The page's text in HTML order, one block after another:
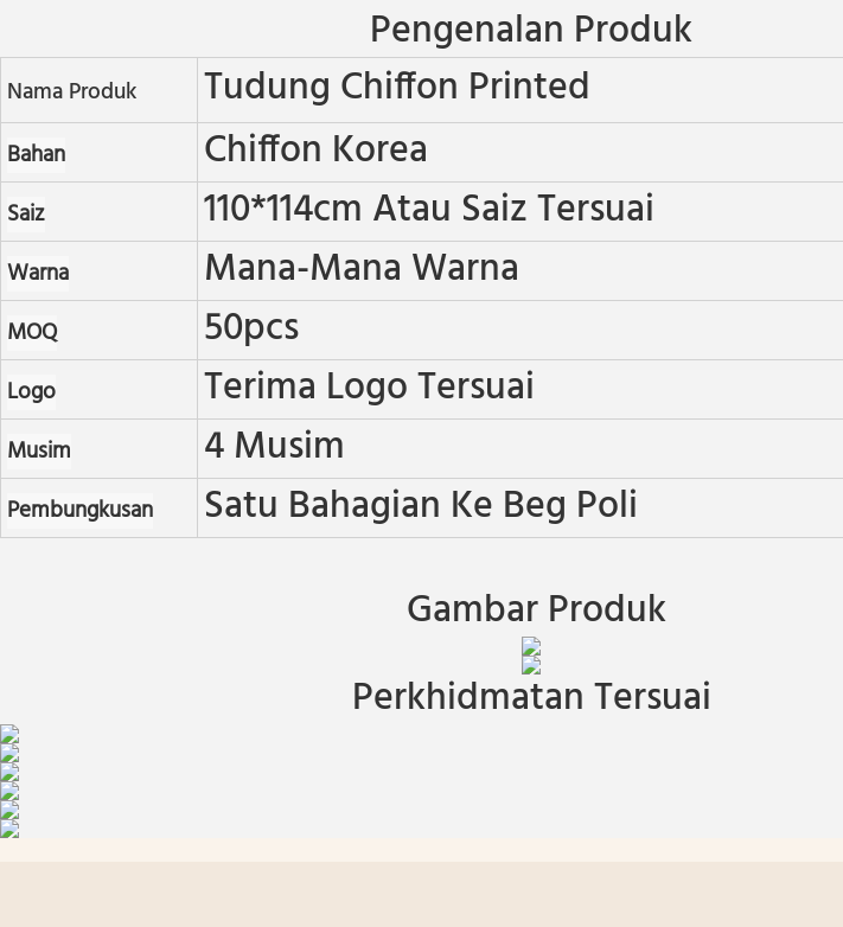
Pengenalan Produk
Nama Produk Tudung Chiffon Printed
Bahan Chiffon Korea
Saiz 110*114cm Atau Saiz Tersuai
Warna Mana-Mana Warna
MOQ 50pcs
Logo Terima Logo Tersuai
Musim 4 Musim
Pembungkusan
Satu Bahagian Ke Beg Poli
Gambar Produk
Perkhidmatan Tersuai